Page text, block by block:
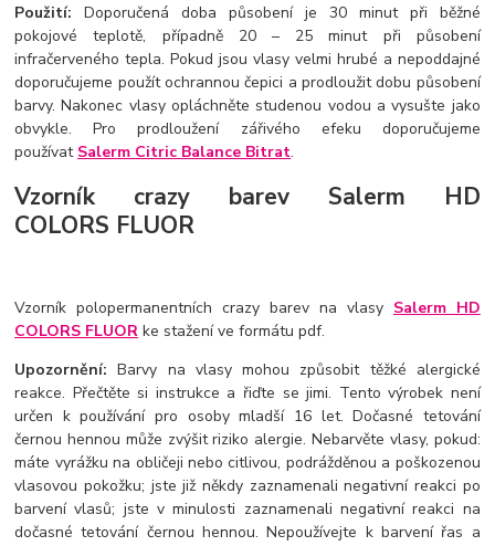
Použití: Doporučená doba působení je 30 minut při běžné
pokojové teplotě, případně 20 – 25 minut při působení
infračerveného tepla. Pokud jsou vlasy velmi hrubé a nepoddajné
doporučujeme použít ochrannou čepici a prodloužit dobu působení
barvy. Nakonec vlasy opláchněte studenou vodou a vysušte jako
obvykle. Pro prodloužení zářivého efeku doporučujeme
používat Salerm Citric Balance Bitrat.
Vzorník crazy barev Salerm HD
COLORS FLUOR
Vzorník polopermanentních crazy barev na vlasy Salerm HD
COLORS FLUOR ke stažení ve formátu pdf.
Upozornění: Barvy na vlasy mohou způsobit těžké alergické
reakce. Přečtěte si instrukce a řiďte se jimi. Tento výrobek není
určen k používání pro osoby mladší 16 let. Dočasné tetování
černou hennou může zvýšit riziko alergie. Nebarvěte vlasy, pokud:
máte vyrážku na obličeji nebo citlivou, podrážděnou a poškozenou
vlasovou pokožku; jste již někdy zaznamenali negativní reakci po
barvení vlasů; jste v minulosti zaznamenali negativní reakci na
dočasné tetování černou hennou. Nepoužívejte k barvení řas a